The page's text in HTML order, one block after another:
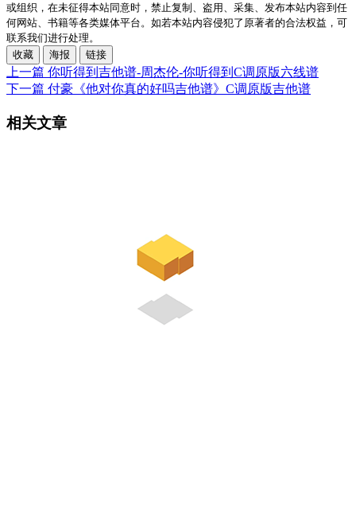
或组织，在未征得本站同意时，禁止复制、盗用、采集、发布本站内容到任
何网站、书籍等各类媒体平台。如若本站内容侵犯了原著者的合法权益，可
联系我们进行处理。
收藏
海报 链接
上一篇 你听得到吉他谱-周杰伦-你听得到C调原版六线谱
下一篇 付豪《他对你真的好吗吉他谱》C调原版吉他谱
相关文章